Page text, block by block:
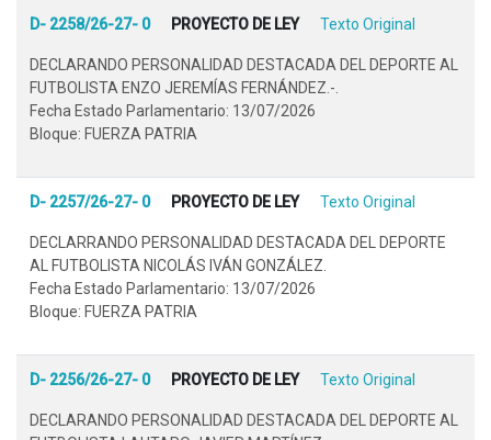
D- 2258/26-27- 0 PROYECTO DE LEY Texto Original
DECLARANDO PERSONALIDAD DESTACADA DEL DEPORTE AL
FUTBOLISTA ENZO JEREMÍAS FERNÁNDEZ.-.
Fecha Estado Parlamentario: 13/07/2026
Bloque: FUERZA PATRIA
D- 2257/26-27- 0 PROYECTO DE LEY Texto Original
DECLARRANDO PERSONALIDAD DESTACADA DEL DEPORTE
AL FUTBOLISTA NICOLÁS IVÁN GONZÁLEZ.
Fecha Estado Parlamentario: 13/07/2026
Bloque: FUERZA PATRIA
D- 2256/26-27- 0 PROYECTO DE LEY Texto Original
DECLARANDO PERSONALIDAD DESTACADA DEL DEPORTE AL